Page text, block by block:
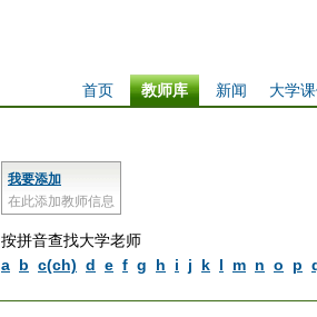
大学
新闻
教师库
首页
我要添加
在此添加教师信息
按拼音查找大学老师
a b c(ch) d e f g h i j k l m n o p